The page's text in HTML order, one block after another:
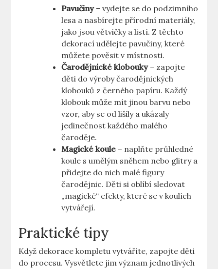
Pavučiny– vydejte se do podzimního
lesa a nasbírejte přírodní ⁢materiály,
jako‌ jsou ⁢větvičky⁢ a listí. Z těchto
dekorací udělejte pavučiny, které
můžete pověsit v místnosti.
Čarodějnické klobouky– zapojte
děti do výroby čarodějnických
klobouků z černého papíru. Každý
klobouk může mít ⁢jinou barvu nebo
vzor, aby se od lišily a ukázaly⁣
jedinečnost⁢ každého malého‌
čaroděje.
Magické koule – naplňte průhledné
koule s umělým⁤ sněhem nebo glitry a
přidejte do nich malé figury
čarodějnic. Děti si oblíbí sledovat
„magické“ efekty, které se v​ koulích
vytvářejí.
Praktické tipy
Když dekorace kompletu vytváříte, zapojte děti
do procesu. Vysvětlete jim význam jednotlivých